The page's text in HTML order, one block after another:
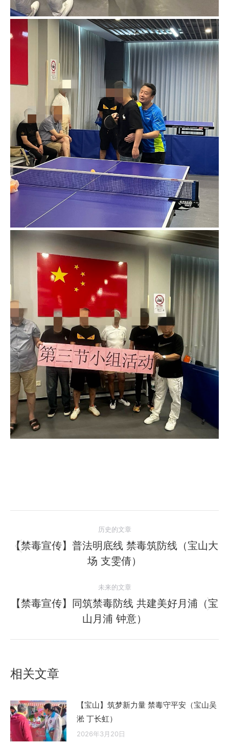
章
历史的文章
历
史
章：
【禁毒宣传】普法明底线 禁毒筑防线（宝山大
场 支雯倩）
未来的文章
未
来
的
【禁毒宣传】同筑禁毒防线 共建美好月浦（宝
山月浦 钟意）
相关文章
【宝山】筑梦新力量 禁毒守平安（宝山吴
淞 丁长虹）
2026年3月20日